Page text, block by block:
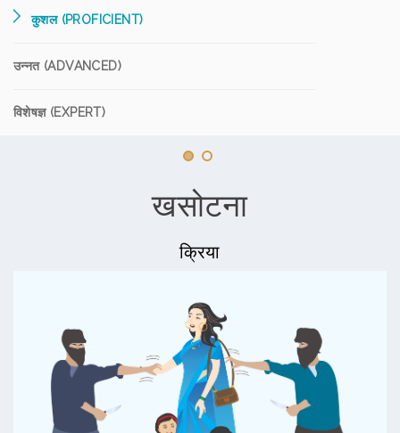
कुशल (PROFICIENT)
उन्नत (ADVANCED)
विशेषज्ञ (EXPERT)
खसोटना
क्रिया